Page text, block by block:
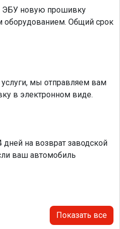
ЭБУ новую прошивку
Общий срок
мы отправляем вам
в электронном виде.
на возврат заводской
ваш автомобиль
Показать все